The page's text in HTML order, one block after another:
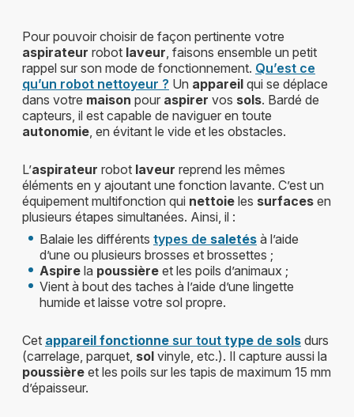
Pour pouvoir choisir de façon pertinente votre
aspirateur robot laveur, faisons ensemble un petit
rappel sur son mode de fonctionnement. Qu’est ce
qu’un robot nettoyeur ? Un appareil qui se déplace
dans votre maison pour aspirer vos sols. Bardé de
capteurs, il est capable de naviguer en toute
autonomie, en évitant le vide et les obstacles.
L’aspirateur robot laveur reprend les mêmes
éléments en y ajoutant une fonction lavante. C’est un
équipement multifonction qui nettoie les surfaces en
plusieurs étapes simultanées. Ainsi, il :
Balaie les différents types de saletés à l’aide
d’une ou plusieurs brosses et brossettes ;
Aspire la poussière et les poils d’animaux ;
Vient à bout des taches à l’aide d’une lingette
humide et laisse votre sol propre.
Cet appareil fonctionne sur tout type de sols durs
(carrelage, parquet, sol vinyle, etc.). Il capture aussi la
poussière et les poils sur les tapis de maximum 15 mm
d’épaisseur.